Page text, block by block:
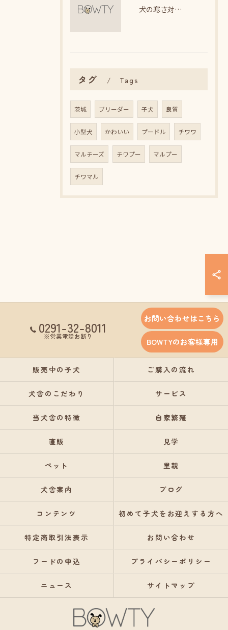
犬の寒さ対策に最適な暖房器具選び
タグ Tags
茨城 ブリーダー 子犬 良質
小型犬 かわいい プードル チワワ
マルチーズ チワプー マルプー
チワマル
0291-32-8011
※営業電話お断り
お問い合わせはこちら
BOWTYのお客様専用
販売中の子犬 ご購入の流れ
犬舎のこだわり サービス
当犬舎の特徴 自家繁殖
直販 見学
ペット 里親
犬舎案内 ブログ
コンテンツ 初めて子犬をお迎えする方へ
特定商取引法表示 お問い合わせ
フードの申込 プライバシーポリシー
ニュース サイトマップ